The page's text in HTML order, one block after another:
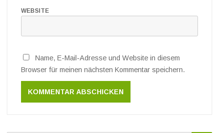
WEBSITE
Name, E-Mail-Adresse und Website in diesem
Browser für meinen nächsten Kommentar speichern.